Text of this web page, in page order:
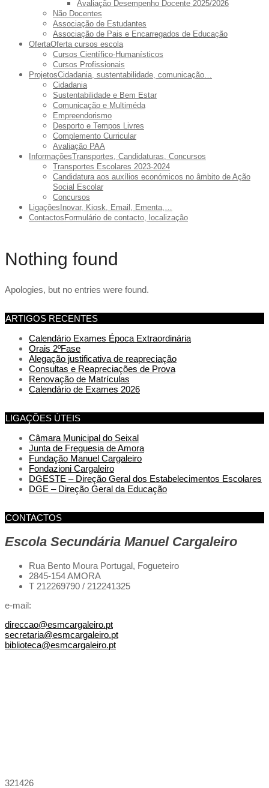
Avaliação Desempenho Docente 2025/2026
Não Docentes
Associação de Estudantes
Associação de Pais e Encarregados de Educação
OfertaOferta cursos escola
Cursos Científico-Humanísticos
Cursos Profissionais
ProjetosCidadania, sustentabilidade, comunicação…
Cidadania
Sustentabilidade e Bem Estar
Comunicação e Multiméda
Empreendorismo
Desporto e Tempos Livres
Complemento Curricular
Avaliação PAA
InformaçõesTransportes, Candidaturas, Concursos
Transportes Escolares 2023-2024
Candidatura aos auxílios económicos no âmbito de Ação
Social Escolar
Concursos
Ligações Inovar, Kiosk, Email, Ementa,…
Contactos Formulário de contacto, localização
Nothing found
Apologies, but no entries were found.
ARTIGOS RECENTES
Calendário Exames Época Extraordinária
Orais 2ºFase
Alegação justificativa de reapreciação
Consultas e Reapreciações de Prova
Renovação de Matrículas
Calendário de Exames 2026
LIGAÇÕES ÚTEIS
Câmara Municipal do Seixal
Junta de Freguesia de Amora
Fundação Manuel Cargaleiro
Fondazioni Cargaleiro
DGESTE – Direção Geral dos Estabelecimentos Escolares
DGE – Direção Geral da Educação
CONTACTOS
Escola Secundária Manuel Cargaleiro
Rua Bento Moura Portugal, Fogueteiro
2845-154 AMORA
T 212269790 / 212241325
e-mail:
direccao@esmcargaleiro.pt
secretaria@esmcargaleiro.pt
biblioteca@esmcargaleiro.pt
321426